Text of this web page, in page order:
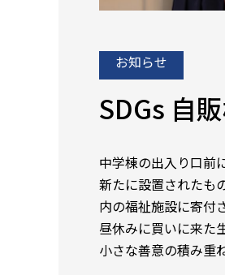
お知らせ
SDGs 自
中学棟の出入り口前
新たに設置されたも
内の福祉施設に寄付
昼休みに買いに来た
小さな善意の積み重